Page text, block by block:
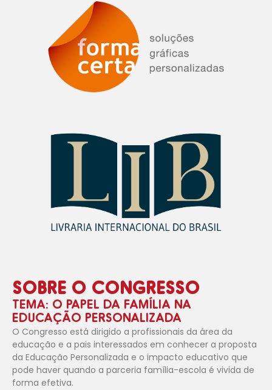
SOBRE O CONGRESSO
TEMA: O PAPEL DA FAMÍLIA NA
EDUCAÇÃO PERSONALIZADA
O Congresso está dirigido a profissionais da área da
educação e a pais interessados em conhecer a proposta
da Educação Personalizada e o impacto educativo que
pode haver quando a parceria família-escola é vivida de
forma efetiva.